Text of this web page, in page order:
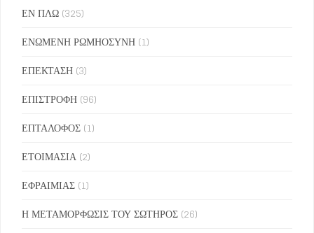
ΕΝ ΠΛΩ (325)
ΕΝΩΜΕΝΗ ΡΩΜΗΟΣΥΝΗ (1)
ΕΠΕΚΤΑΣΗ (3)
ΕΠΙΣΤΡΟΦΗ (96)
ΕΠΤΑΛΟΦΟΣ (1)
ΕΤΟΙΜΑΣΙΑ (2)
ΕΦΡΑΙΜΙΑΣ (1)
Η ΜΕΤΑΜΟΡΦΩΣΙΣ ΤΟΥ ΣΩΤΗΡΟΣ (26)